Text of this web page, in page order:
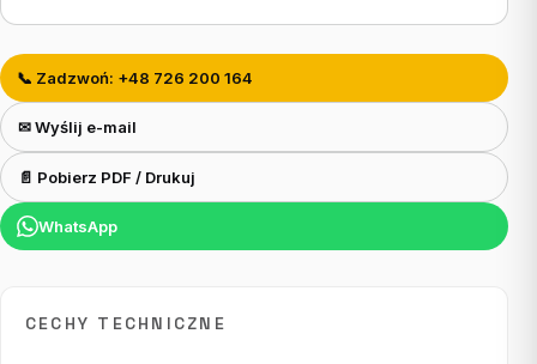
📞 Zadzwoń: +48 726 200 164
✉ Wyślij e-mail
📄 Pobierz PDF / Drukuj
WhatsApp
CECHY TECHNICZNE